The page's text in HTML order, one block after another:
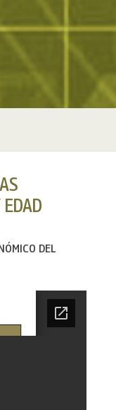
DEL